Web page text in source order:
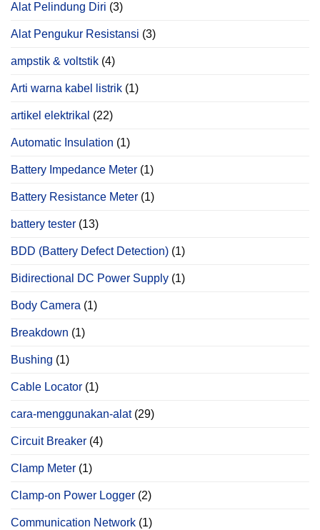
Alat Pelindung Diri (3)
Alat Pengukur Resistansi (3)
ampstik & voltstik (4)
Arti warna kabel listrik (1)
artikel elektrikal (22)
Automatic Insulation (1)
Battery Impedance Meter (1)
Battery Resistance Meter (1)
battery tester (13)
BDD (Battery Defect Detection) (1)
Bidirectional DC Power Supply (1)
Body Camera (1)
Breakdown (1)
Bushing (1)
Cable Locator (1)
cara-menggunakan-alat(29)
Circuit Breaker (4)
Clamp Meter (1)
Clamp-on Power Logger (2)
Communication Network (1)